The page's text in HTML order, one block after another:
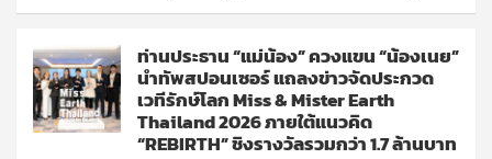
ท่านประธาน “แม่น้อง” ควงแขน “น้องเนย”
นำทัพสปอนเซอร์ แถลงข่าวจัดประกวด
เวทีรักษ์โลก Miss & Mister Earth
Thailand 2026 ภายใต้แนวคิด
“REBIRTH” ชิงรางวัลรวมกว่า 1.7 ล้านบาท